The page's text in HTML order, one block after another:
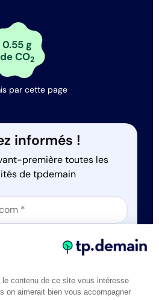
0.55 g
de CO2
par cette page
informés !
première toutes les
de tpdemain
utilise mes informations
contenu de ce site vous intéresse
on aimerait bien vous accompagner